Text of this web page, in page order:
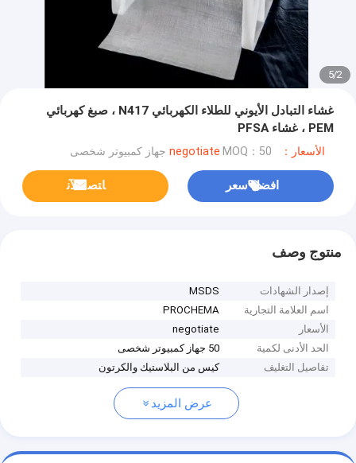
2
/
5
غشاء التبادل الأيوني للطلاء الكهربائي N417 ، صبغ كهربائي
PEM ، غشاء PFSA
الأسعار：negotiate MOQ：50 جهاز كمبيوتر شخصى
افضل سعر ﺎﺘﺼﻟ ﺍﻶﻧ
منتوج وصف
إصدار الشهادات
MSDS
اسم العلامة التجارية
PROCHEMA
الأسعار
negotiate
الحد الأدنى لكمية
50 جهاز كمبيوتر شخصى
تفاصيل التغليف
كيس من البلاستيك والكرتون
عرض المزيد